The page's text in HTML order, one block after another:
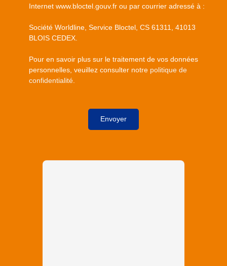
Internet www.bloctel.gouv.fr ou par courrier adressé à :
Société Worldline, Service Bloctel, CS 61311, 41013
BLOIS CEDEX.
Pour en savoir plus sur le traitement de vos données
personnelles, veuillez consulter notre politique de
confidentialité
Envoyer